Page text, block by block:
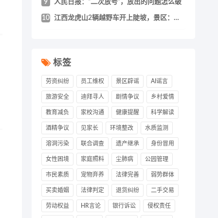
9 人民日报：“二次放号”，放出的问题怎么破
10 江西龙虎山2辆越野车开上陡坡，景区：该地
标签
劳资纠纷 员工维权 景区辟谣 AI谣言
旅游安全 迪拜寻人 剧情争议 乡村爱情
教育减负 家校沟通 健康提醒 科学解读
酒精争议 见家长 环境整改 水质监测
溶洞污染 联合调查 遗产继承 身份冒用
女性困境 家庭照料 尘肺病 公园管理
市民素质 宠物弃养 法律完善 弱势群体
买卖婚姻 法律判定 退货纠纷 二手交易
劳动权益 HR言论 银行诉讼 侵权责任